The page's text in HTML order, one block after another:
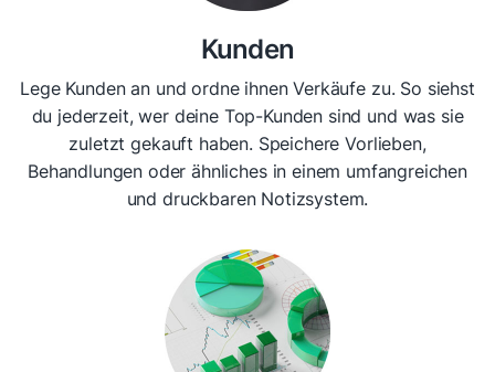
Kunden
Lege Kunden an und ordne ihnen Verkäufe zu. So siehst
du jederzeit, wer deine Top-Kunden sind und was sie
zuletzt gekauft haben. Speichere Vorlieben,
Behandlungen oder ähnliches in einem umfangreichen
und druckbaren Notizsystem.